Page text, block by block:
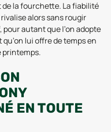
la fourchette. La fiabilité
alors sans rougir
pour autant que l’on adopte
lui offre de temps en
printemps.
EN TOUTE